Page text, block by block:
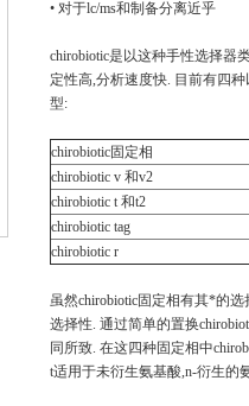
• 对于lc/ms和制备分离近乎
chirobiotic是以这种手性选择器
定性高,分析速度快. 目前有四
型:
chirobiotic固定相
chirobiotic v 和v2
chirobiotic t 和t2
chirobiotic tag
chirobiotic r
虽然chirobiotic固定相有其*的
选择性. 通过简单的置换
同所致. 在这四种固定相中
t适用于未衍生氨基酸,n-衍生的